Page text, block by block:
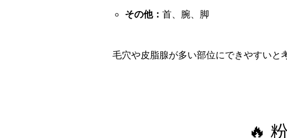
その他： 首、腕、脚
毛穴や皮脂腺が多い部位にできやすいと
🔥